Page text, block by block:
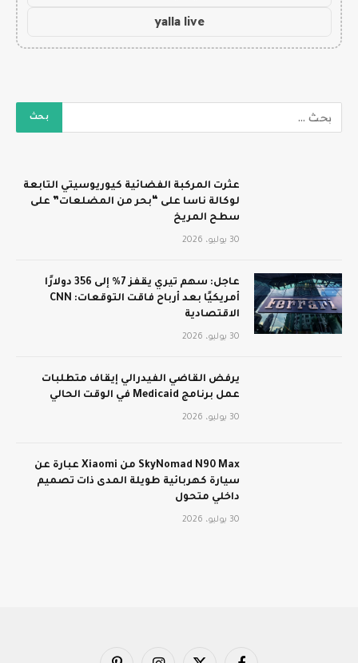
yalla live
عثرت المركبة الفضائية كيوريوسيتي التابعة
لوكالة ناسا على “بحر من المضلعات” على
سطح المريخ
30 يوليو، 2026
عاجل: سهم تيري يقفز 7% إلى 356 دولارًا
أمريكيًا بعد أرباح فاقت التوقعات: CNN
الاقتصادية
30 يوليو، 2026
يرفض القاضي الفيدرالي إيقاف متطلبات
عمل برنامج Medicaid في الوقت الحالي
30 يوليو، 2026
SkyNomad N90 Max من Xiaomi عبارة عن
سيارة كهربائية طويلة المدى ذات تصميم
داخلي متحول
30 يوليو، 2026